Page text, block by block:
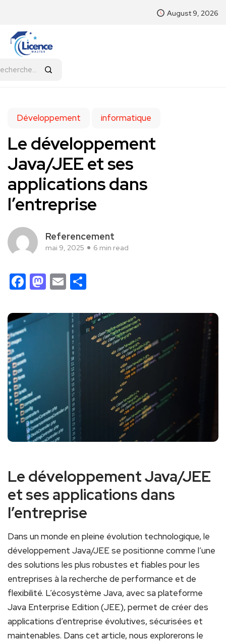
August 9, 2026
Développement informatique
Le développement
Java/JEE et ses
applications dans
l’entreprise
Referencement
mai 9, 2025 6 min read
Facebook
Mastodon
Email
Le développement Java/JEE
et ses applications dans
l’entreprise
Dans un monde en pleine évolution⁢ technologique, le
développement Java/JEE se positionne comme l’une
des solutions les plus robustes et fiables pour les
entreprises ⁤à la recherche de performance et de
flexibilité. L’écosystème Java, avec ⁢sa plateforme
Java⁣ Enterprise Edition‍ (JEE), permet de créer des
applications d’entreprise évolutives, sécurisées et
maintenables. Dans cet article, nous explorerons le⁢